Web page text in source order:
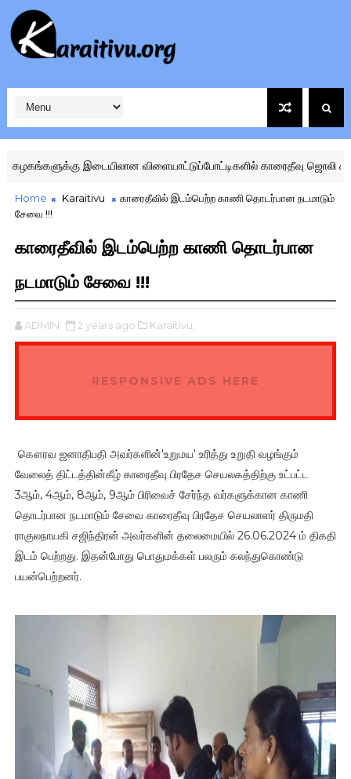
இடையிலான விளையாட்டுப்போட்டிகளில் காரைதீவு ஜொலி கிங்ஸ்
Home Karaitivu
காரைதீவில் இடம்பெற்ற காணி தொடர்பான நடமாடும்
சேவை !!!
காரைதீவில் இடம்பெற்ற காணி தொடர்பான
நடமாடும் சேவை !!!
ADMIN 2 years ago Karaitivu,
RESPONSIVE ADS HERE
கௌரவ ஜனாதிபதி அவர்களின்'உறுமய' உரித்து உறுதி வழங்கும்
வேலைத் திட்டத்தின்கீழ் காரைதீவு பிரதேச செயலகத்திற்கு உட்பட்ட
3ஆம், 4ஆம், 8ஆம், 9ஆம் பிரிவைச் சேர்ந்த வர்களுக்கான காணி
தொடர்பான நடமாடும் சேவை காரைதீவு பிரதேச செயலாளர் திருமதி
ராகுலநாயகி சஜிந்திரன் அவர்களின் தலைமையில் 26.06.2024 ம் திகதி
இடம் பெற்றது. இதன்போது பொதுமக்கள் பலரும் கலந்துகொண்டு
பயன்பெற்றனர்.